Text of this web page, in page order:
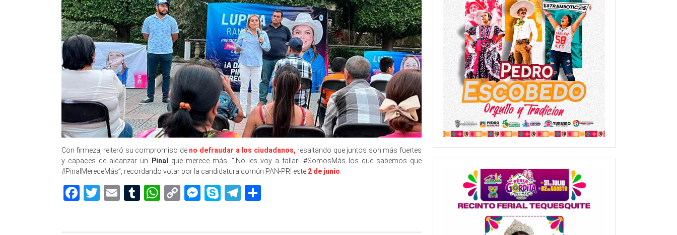
Con firmeza, reiteró su compromiso de no defraudar a los ciudadanos, resaltando que juntos son más fuertes
y capaces de alcanzar un
Pinal
que merece más, “¡No les voy a fallar! #SomosMás los que sabemos que
#PinalMereceMás”, recordando votar por la candidatura común PAN-PRI este 2 de junio
Facebook
Twitter
EmailTumblr
WhatsApp
CopyMessenger
SkypeTelegram